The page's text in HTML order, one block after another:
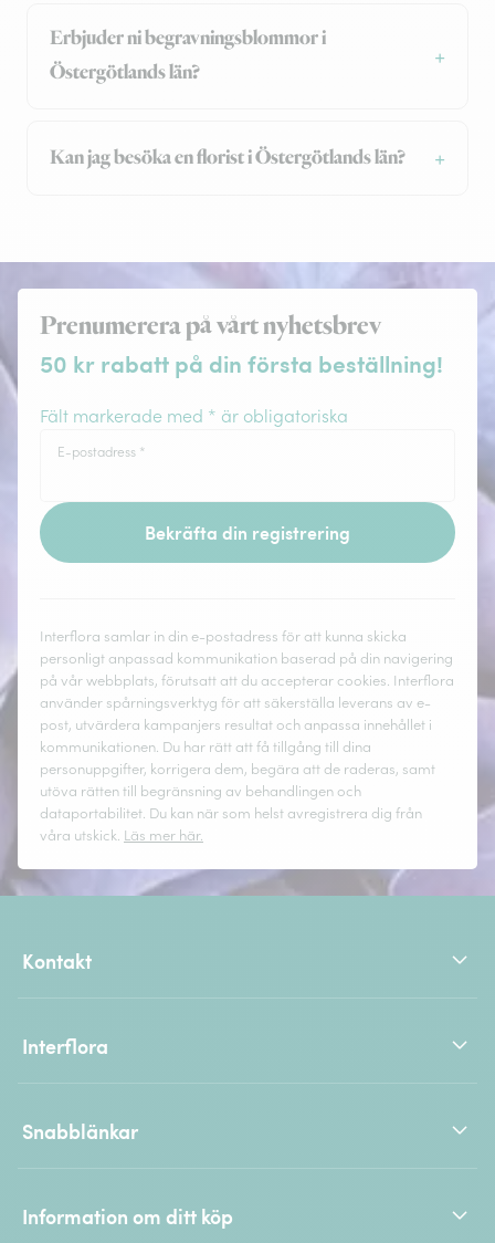
Erbjuder ni begravningsblommor i
Östergötlands län?
Kan jag besöka en florist i Östergötlands län?
Prenumerera på vårt nyhetsbrev
50 kr rabatt på din första beställning!
Fält markerade med * är obligatoriska
E-postadress *
Bekräfta din registrering
Interflora samlar in din e-postadress för att kunna skicka
personligt anpassad kommunikation baserad på din navigering
på vår webbplats, förutsatt att du accepterar cookies. Interflora
använder spårningsverktyg för att säkerställa leverans av e-
post, utvärdera kampanjers resultat och anpassa innehållet i
kommunikationen. Du har rätt att få tillgång till dina
personuppgifter, korrigera dem, begära att de raderas, samt
utöva rätten till begränsning av behandlingen och
dataportabilitet. Du kan när som helst avregistrera dig från
våra utskick. Läs mer här.
Kontakt
Interflora
Snabblänkar
Information om ditt köp